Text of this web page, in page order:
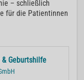
– schließlich
für die Patientinnen
Geburtshilfe